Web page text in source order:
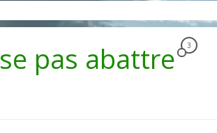
pas abattre 3